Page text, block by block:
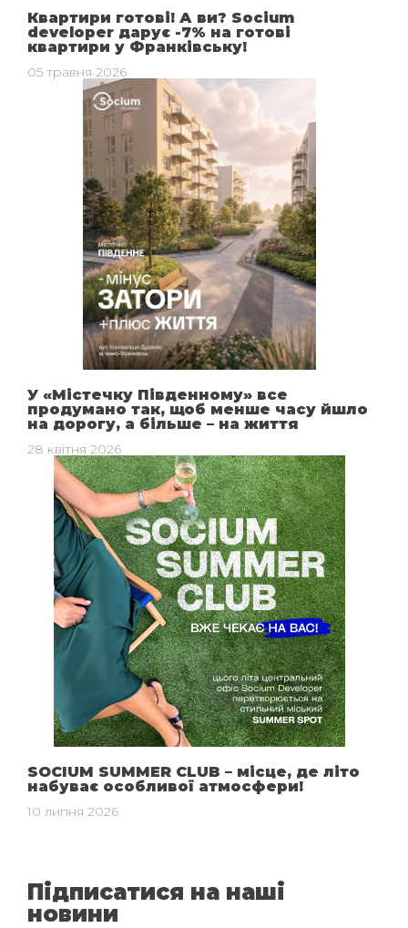
Квартири готові! А ви? Socium
developer дарує -7% на готові
квартири у Франківську!
05 травня 2026
У «Містечку Південному» все
продумано так, щоб менше часу йшло
на дорогу, а більше – на життя
28 квітня 2026
SOCIUM SUMMER CLUB – місце, де літо
набуває особливої атмосфери!
10 липня 2026
Підписатися на наші
новини